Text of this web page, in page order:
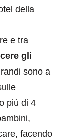
della
e tra
gli
sono a
più di 4
facendo